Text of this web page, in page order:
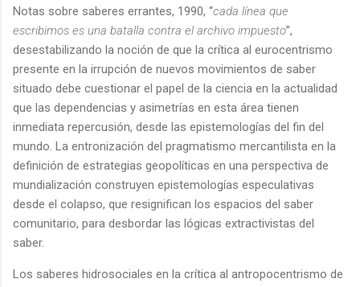
Notas sobre saberes errantes, 1990, “cada línea que
escribimos es una batalla contra el archivo impuesto”,
desestabilizando la noción de que la crítica al eurocentrismo
presente en la irrupción de nuevos movimientos de saber
situado debe cuestionar el papel de la ciencia en la actualidad
que las dependencias y asimetrías en esta área tienen
inmediata repercusión, desde las epistemologías del fin del
mundo. La entronización del pragmatismo mercantilista en la
definición de estrategias geopolíticas en una perspectiva de
mundialización construyen epistemologías especulativas
desde el colapso, que resignifican los espacios del saber
comunitario, para desbordar las lógicas extractivistas del
saber.
Los saberes hidrosociales en la crítica al antropocentrismo de